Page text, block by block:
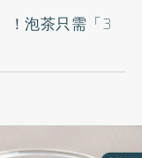
！泡茶只需「3